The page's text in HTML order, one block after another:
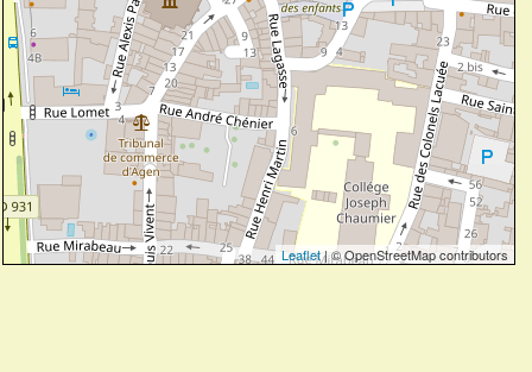
Leaflet| © OpenStreetMap contributors